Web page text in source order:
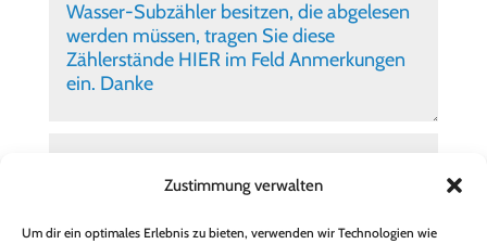
Zustimmung verwalten
Um dir ein optimales Erlebnis zu bieten, verwenden wir Technologien wie
12 + 10= Eingabe absenden